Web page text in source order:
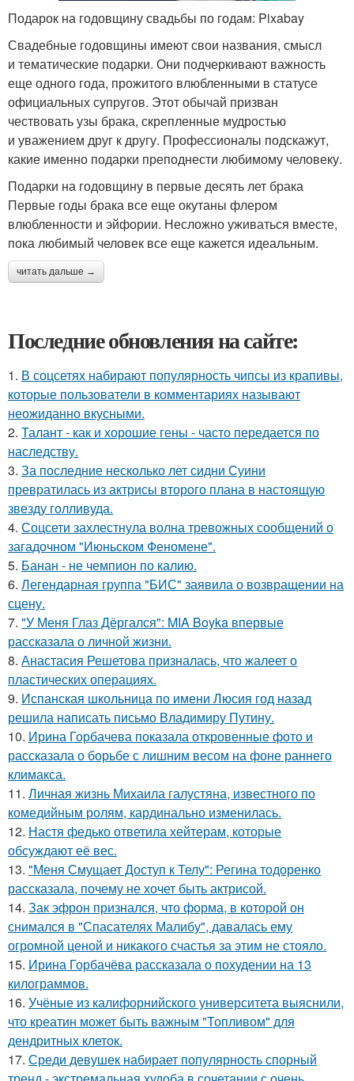
Подарок на годовщину свадьбы по годам: Pixabay
Свадебные годовщины имеют свои названия, смысл
и тематические подарки. Они подчеркивают важность
еще одного года, прожитого влюбленными в статусе
официальных супругов. Этот обычай призван
чествовать узы брака, скрепленные мудростью
и уважением друг к другу. Профессионалы подскажут,
какие именно подарки преподнести любимому человеку.
Подарки на годовщину в первые десять лет брака
Первые годы брака все еще окутаны флером
влюбленности и эйфории. Несложно уживаться вместе,
пока любимый человек все еще кажется идеальным.
читать дальше →
Последние обновления на сайте:
1. В соцсетях набирают популярность чипсы из крапивы,
которые пользователи в комментариях называют
неожиданно вкусными.
2. Талант - как и хорошие гены - часто передается по
наследству.
3. За последние несколько лет сидни Суини
превратилась из актрисы второго плана в настоящую
звезду голливуда.
4. Соцсети захлестнула волна тревожных сообщений о
загадочном "Июньском Феномене".
5. Банан - не чемпион по калию.
6. Легендарная группа "БИС" заявила о возвращении на
сцену.
7. "У Меня Глаз Дёргался": MIA Boyka впервые
рассказала о личной жизни.
8. Анастасия Решетова призналась, что жалеет о
пластических операциях.
9. Испанская школьница по имени Люсия год назад
решила написать письмо Владимиру Путину.
10. Ирина Горбачева показала откровенные фото и
рассказала о борьбе с лишним весом на фоне раннего
климакса.
11. Личная жизнь Михаила галустяна, известного по
комедийным ролям, кардинально изменилась.
12. Настя федько ответила хейтерам, которые
обсуждают её вес.
13. "Меня Смущает Доступ к Телу": Регина тодоренко
рассказала, почему не хочет быть актрисой.
14. Зак эфрон признался, что форма, в которой он
снимался в "Спасателях Малибу", давалась ему
огромной ценой и никакого счастья за этим не стояло.
15. Ирина Горбачёва рассказала о похудении на 13
килограммов.
16. Учёные из калифорнийского университета выяснили,
что креатин может быть важным "Топливом" для
дендритных клеток.
17. Среди девушек набирает популярность спорный